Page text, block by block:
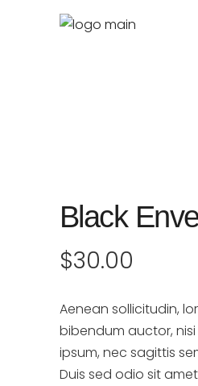
Black
$30.00
Aenean sollicitudin,
bibendum auctor,
ipsum, nec sagittis
Duis sed odio sit